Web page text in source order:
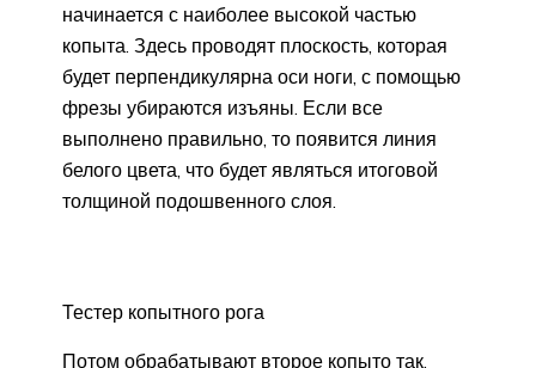
начинается с наиболее высокой частью
копыта. Здесь проводят плоскость, которая
будет перпендикулярна оси ноги, с помощью
фрезы убираются изъяны. Если все
выполнено правильно, то появится линия
белого цвета, что будет являться итоговой
толщиной подошвенного слоя.
Тестер копытного рога
Потом обрабатывают второе копыто так,